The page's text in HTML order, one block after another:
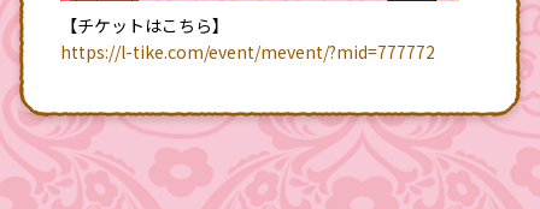
グッズ
みなさまの感想
【チケットはこちら】
https://l-tike.com/event/mevent/?mid=777772